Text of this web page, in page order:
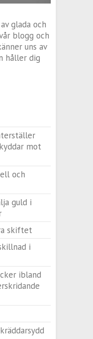
glada och
blogg och
uns av
håller dig
mot
och
guld i
skiftet
i
ibland